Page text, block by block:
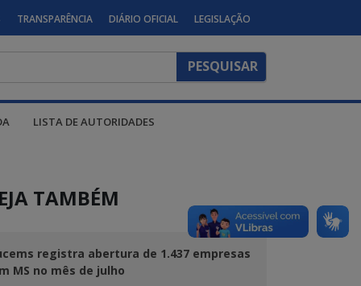
TRANSPARÊNCIA DIÁRIO OFICIAL LEGISLAÇÃO
LISTA DE AUTORIDADES
TAMBÉM
registra abertura de 1.437 empresas
MS no mês de julho